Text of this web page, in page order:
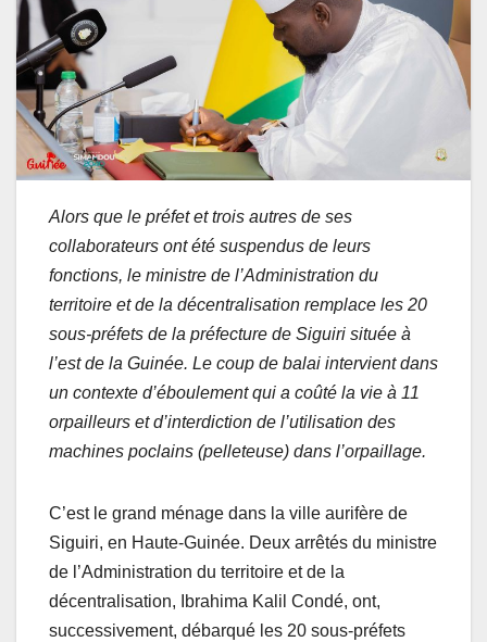
Alors que le préfet et trois autres de ses
collaborateurs ont été suspendus de leurs
fonctions, le ministre de l’Administration du
territoire et de la décentralisation remplace les 20
sous-préfets de la préfecture de Siguiri située à
l’est de la Guinée. Le coup de balai intervient dans
un contexte d’éboulement qui a coûté la vie à 11
orpailleurs et d’interdiction de l’utilisation des
machines poclains (pelleteuse) dans l’orpaillage.
C’est le grand ménage dans la ville aurifère de
Siguiri, en Haute-Guinée. Deux arrêtés du ministre
de l’Administration du territoire et de la
décentralisation, Ibrahima Kalil Condé, ont,
successivement, débarqué les 20 sous-préfets